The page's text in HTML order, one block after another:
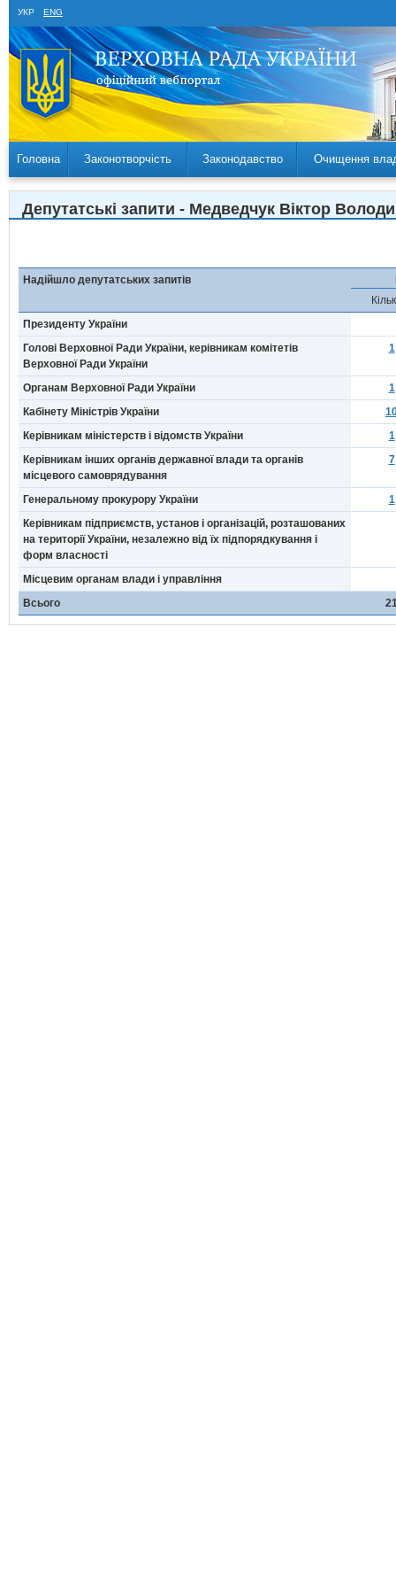
УКР ENG
Головна Законотворчість Законодавство Очищення
Депутатські запити - Медведчук Віктор
Надійшло депутатських запитів
Президенту України
Голові Верховної Ради України, керівникам комітетів
Верховної Ради України
1
Органам Верховної Ради України
1
Кабінету Міністрів України
Керівникам міністерств і відомств України
1
Керівникам інших органів державної влади та органів
місцевого самоврядування
7
Генеральному прокурору України
1
Керівникам підприємств, установ і організацій, розташованих
на території України, незалежно від їх підпорядкування і
форм власності
Місцевим органам влади і управління
Всього